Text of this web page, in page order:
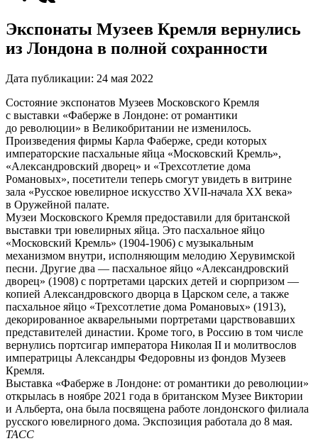
Экспонаты Музеев Кремля вернулись
из Лондона в полной сохранности
Дата публикации: 24 мая 2022
Состояние экспонатов Музеев Московского Кремля
с выставки «Фаберже в Лондоне: от романтики
до революции» в Великобритании не изменилось.
Произведения фирмы Карла Фаберже, среди которых
императорские пасхальные яйца «Московский Кремль»,
«Александровский дворец» и «Трехсотлетие дома
Романовых», посетители теперь смогут увидеть в витрине
зала «Русское ювелирное искусство XVII-начала XX века»
в Оружейной палате.
Музеи Московского Кремля предоставили для британской
выставки три ювелирных яйца. Это пасхальное яйцо
«Московский Кремль» (1904-1906) с музыкальным
механизмом внутри, исполняющим мелодию Херувимской
песни. Другие два — пасхальное яйцо «Александровский
дворец» (1908) с портретами царских детей и сюрпризом —
копией Александровского дворца в Царском селе, а также
пасхальное яйцо «Трехсотлетие дома Романовых» (1913),
декорированное акварельными портретами царствовавших
представителей династии. Кроме того, в Россию в том числе
вернулись портсигар императора Николая II и молитвослов
императрицы Александры Федоровны из фондов Музеев
Кремля.
Выставка «Фаберже в Лондоне: от романтики до революции»
открылась в ноябре 2021 года в британском Музее Виктории
и Альберта, она была посвящена работе лондонского филиала
русского ювелирного дома. Экспозиция работала до 8 мая.
ТАСС